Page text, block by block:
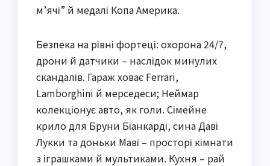
м’ячі” й медалі Копа Америка.
Безпека на рівні фортеці: охорона 24/7,
дрони й датчики – наслідок минулих
скандалів. Гараж ховає Ferrari,
Lamborghini й мерседеси; Неймар
колекціонує авто, як голи. Сімейне
крило для Бруни Біанкарді, сина Даві
Лукки та доньки Маві – просторі кімнати
з іграшками й мультиками. Кухня – рай